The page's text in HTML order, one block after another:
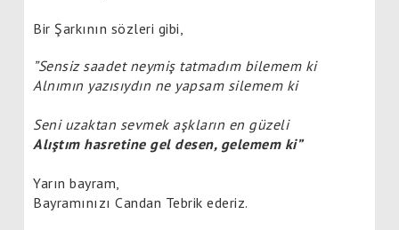
Bir Şarkının sözleri gibi,
”Sensiz saadet neymiş tatmadım bilemem ki
Alnımın yazısıydın ne yapsam silemem ki
Seni uzaktan sevmek aşkların en güzeli
Alıştım hasretine gel desen, gelemem ki”
Yarın bayram,
Bayramınızı Candan Tebrik ederiz.